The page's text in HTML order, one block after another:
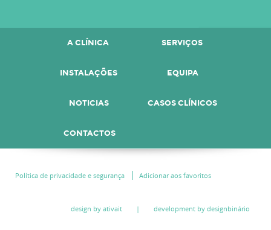
A CLÍNICA SERVIÇOS
INSTALAÇÕES EQUIPA
NOTICIAS CASOS CLÍNICOS
CONTACTOS
Política de privacidade e segurança Adicionar aos favoritos
design by ativait | development by designbinário